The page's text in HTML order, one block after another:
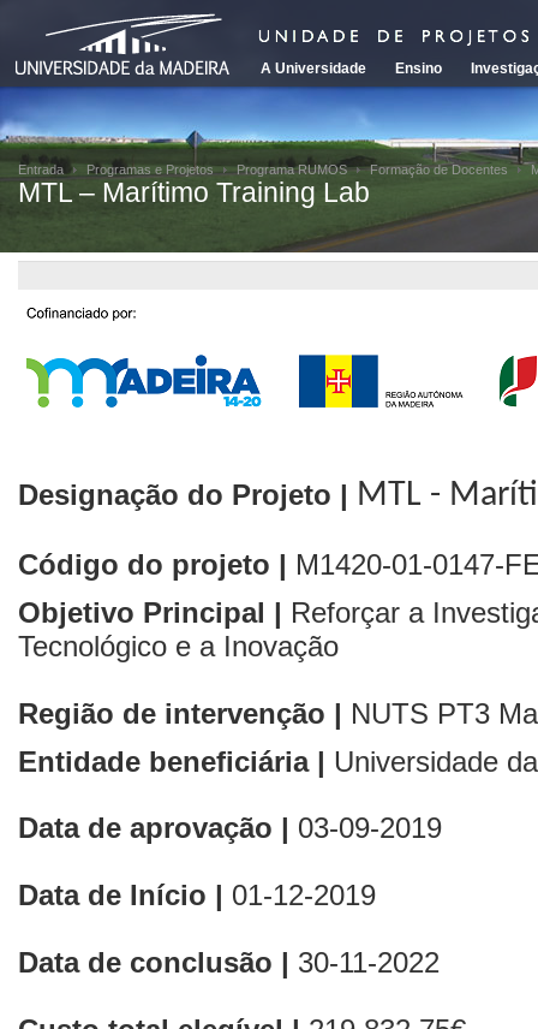
A Universidade Ensino
Entrada Programas e Projetos Programa RUMOS Formação de Docentes
MTL – Marítimo Training Lab
Designação do Projeto | MTL -
Código do projeto | M1420-01-0147-
Objetivo Principal | Reforçar a
Tecnológico e a Inovação
Região de intervenção | NUTS PT3
Entidade beneficiária | Universidade
Data de aprovação | 03-09-2019
Data de Início | 01-12-2019
Data de conclusão | 30-11-2022